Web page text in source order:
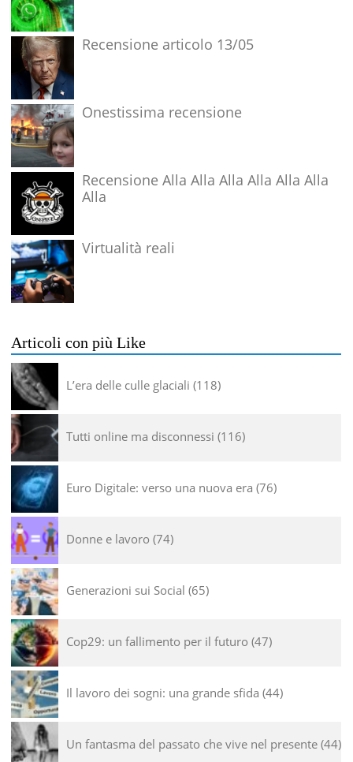
Recensione articolo 13/05
Onestissima recensione
Recensione Alla Alla Alla Alla Alla Alla
Alla
Virtualità reali
Articoli con più Like
L’era delle culle glaciali 118
Tutti online ma disconnessi 116
Euro Digitale: verso una nuova era 76
Donne e lavoro 74
Generazioni sui Social 65
Cop29: un fallimento per il futuro 47
Il lavoro dei sogni: una grande sfida 44
Un fantasma del passato che vive nel presente 44